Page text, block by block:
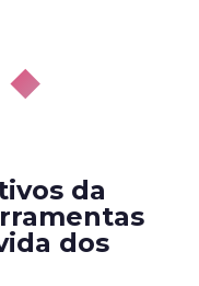
da
dos